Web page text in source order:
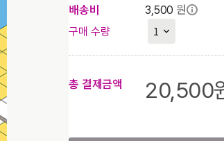
배송비
3,500 원
구매 수량
총 결제금액 20,500